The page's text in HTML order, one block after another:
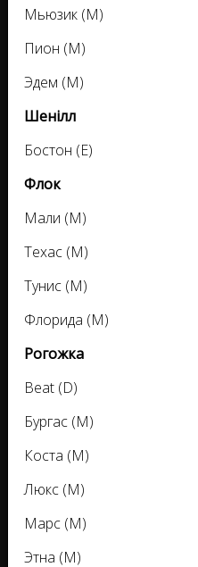
Мьюзик (М)
Пион (М)
Эдем (М)
Шенілл
Бостон (Е)
Флок
Мали (М)
Техас (М)
Тунис (М)
Флорида (М)
Рогожка
Beat (D)
Бургас (M)
Коста (M)
Люкс (M)
Марс (M)
Этна (М)